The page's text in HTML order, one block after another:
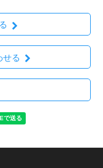
せる